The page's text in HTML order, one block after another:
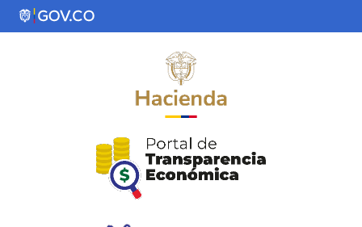
Saltar al contenido principal